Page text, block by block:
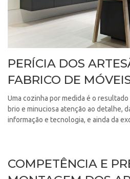
PERÍCIA DOS
FABRICO DE
Uma cozinha por medida é o
brio e minuciosa atenção ao detalhe,
informação e tecnologia, e ainda da
COMPETÊNCIA E